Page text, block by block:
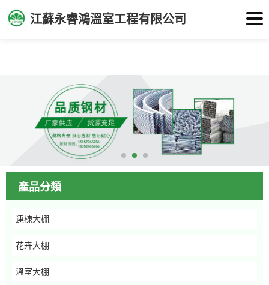
九色综合欧洲98,一区二区三区爱爱视频免费试看,四虎永久在线精品,日韩
江蘇永睿鴻溫室工程有限公司
產品分類
連棟大棚
花卉大棚
溫室大棚